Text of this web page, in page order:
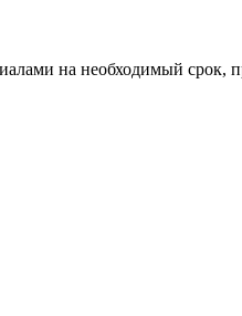
на необходимый срок,